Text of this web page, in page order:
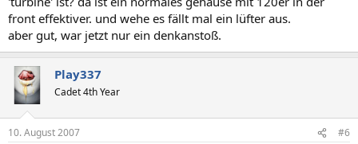
front effektiver. und wehe es fällt mal ein lüfter aus.
aber gut, war jetzt nur ein denkanstoß.
Play337
Cadet 4th Year
10. August 2007 #6